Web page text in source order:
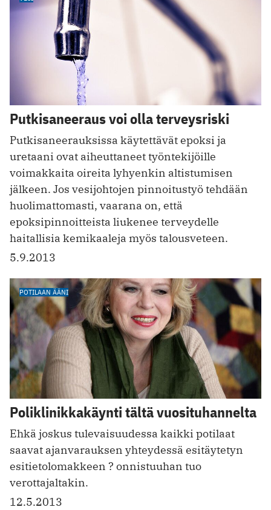
Putkisaneeraus voi olla terveysriski
Putkisaneerauksissa käytettävät epoksi ja
uretaani ovat aiheuttaneet työntekijöille
voimakkaita oireita lyhyenkin altistumisen
jälkeen. Jos vesijohtojen pinnoitustyö tehdään
huolimattomasti, vaarana on, että
epoksipinnoitteista liukenee terveydelle
haitallisia kemikaaleja myös talousveteen.
5.9.2013
POTILAAN ÄÄNI
Poliklinikkakäynti tältä vuosituhannelta
Ehkä joskus tulevaisuudessa kaikki potilaat
saavat ajanvarauksen yhteydessä esitäytetyn
esitietolomakkeen ? onnistuuhan tuo
verottajaltakin.
12.5.2013